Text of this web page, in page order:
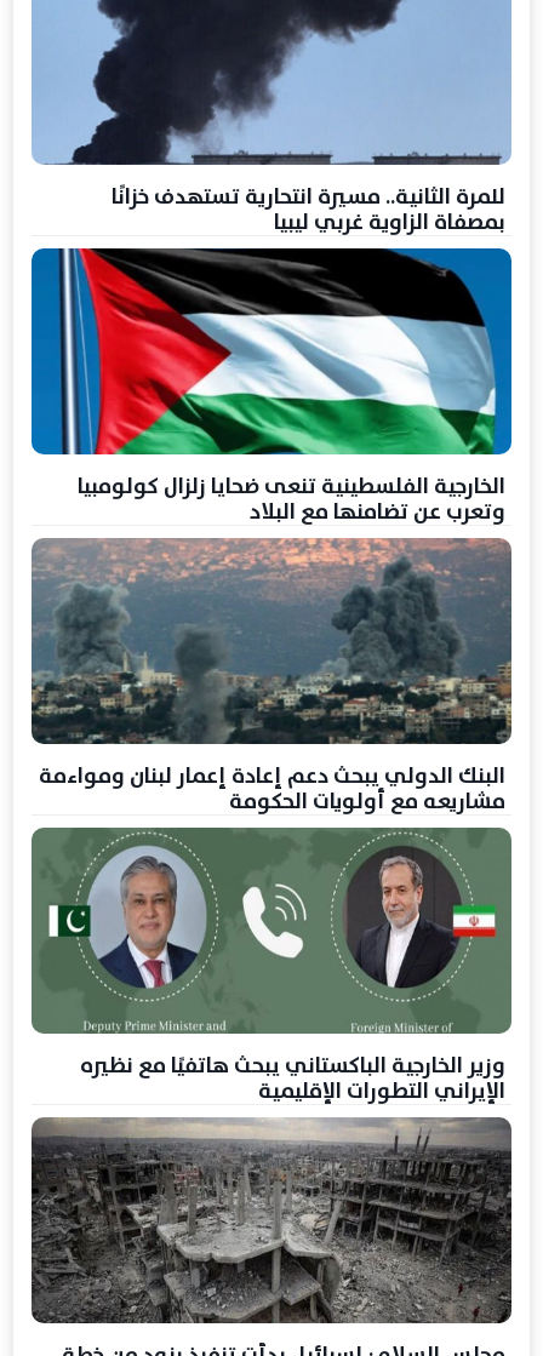
للمرة الثانية.. مسيرة انتحارية تستهدف خزانًا
بمصفاة الزاوية غربي ليبيا
الخارجية الفلسطينية تنعى ضحايا زلزال كولومبيا
وتعرب عن تضامنها مع البلاد
البنك الدولي يبحث دعم إعادة إعمار لبنان ومواءمة
مشاريعه مع أولويات الحكومة
وزير الخارجية الباكستاني يبحث هاتفيًا مع نظيره
الإيراني التطورات الإقليمية